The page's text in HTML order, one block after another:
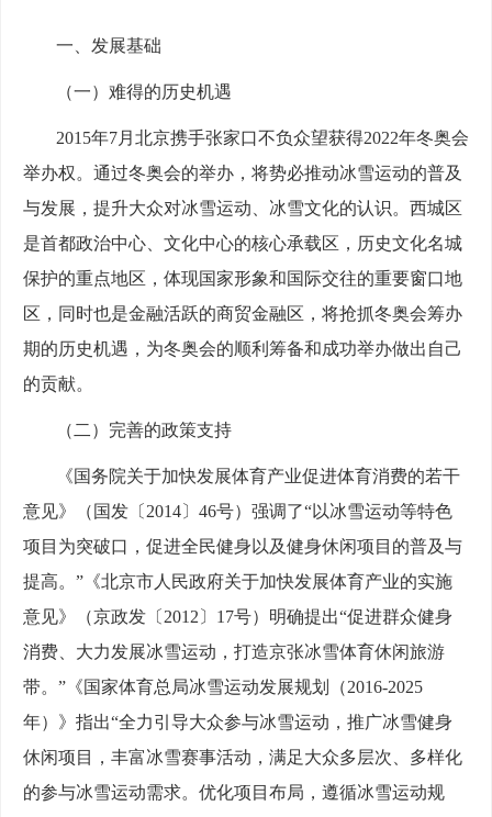
一、发展基础
（一）难得的历史机遇
2015年7月北京携手张家口不负众望获得2022年冬奥会
举办权。通过冬奥会的举办，将势必推动冰雪运动的普及
与发展，提升大众对冰雪运动、冰雪文化的认识。西城区
是首都政治中心、文化中心的核心承载区，历史文化名城
保护的重点地区，体现国家形象和国际交往的重要窗口地
区，同时也是金融活跃的商贸金融区，将抢抓冬奥会筹办
期的历史机遇，为冬奥会的顺利筹备和成功举办做出自己
的贡献。
（二）完善的政策支持
《国务院关于加快发展体育产业促进体育消费的若干
意见》（国发〔2014〕46号）强调了“以冰雪运动等特色
项目为突破口，促进全民健身以及健身休闲项目的普及与
提高。”《北京市人民政府关于加快发展体育产业的实施
意见》（京政发〔2012〕17号）明确提出“促进群众健身
消费、大力发展冰雪运动，打造京张冰雪体育休闲旅游
带。”《国家体育总局冰雪运动发展规划（2016-2025
年）》指出“全力引导大众参与冰雪运动，推广冰雪健身
休闲项目，丰富冰雪赛事活动，满足大众多层次、多样化
的参与冰雪运动需求。优化项目布局，遵循冰雪运动规